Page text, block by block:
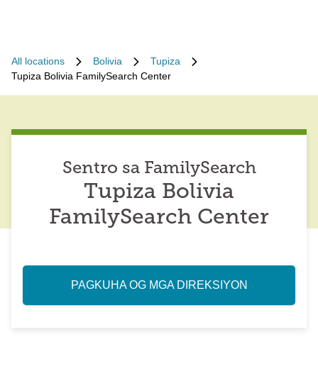
All locations Bolivia
Tupiza
Tupiza Bolivia FamilySearch Center
Sentro sa FamilySearch
Tupiza Bolivia
FamilySearch Center
PAGKUHA OG MGA DIREKSIYON